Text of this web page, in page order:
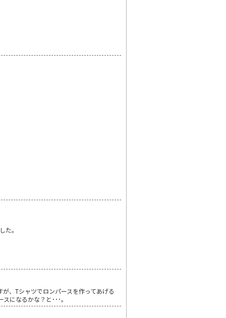
た。
、Tシャツでロンパースを作ってあげる
になるかな？と･･･。